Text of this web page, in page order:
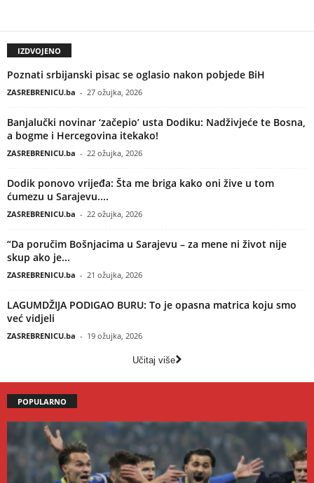
IZDVOJENO
Poznati srbijanski pisac se oglasio nakon pobjede BiH
ZASREBRENICU.ba - 27 ožujka, 2026
Banjalučki novinar ‘začepio’ usta Dodiku: Nadživjeće te Bosna,
a bogme i Hercegovina itekako!
ZASREBRENICU.ba - 22 ožujka, 2026
Dodik ponovo vrijeđa: Šta me briga kako oni žive u tom
ćumezu u Sarajevu....
ZASREBRENICU.ba - 22 ožujka, 2026
“Da poručim Bošnjacima u Sarajevu – za mene ni život nije
skup ako je...
ZASREBRENICU.ba - 21 ožujka, 2026
LAGUMDŽIJA PODIGAO BURU: To je opasna matrica koju smo
već vidjeli
ZASREBRENICU.ba - 19 ožujka, 2026
Učitaj više
POPULARNO